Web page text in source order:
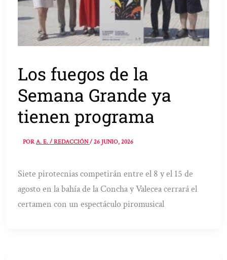
Los fuegos de la
Semana Grande ya
tienen programa
PORA. E. / REDACCIÓN/26 JUNIO, 2026
Siete pirotecnias competirán entre el 8 y el 15 de
agosto en la bahía de la Concha y Valecea cerrará el
certamen con un espectáculo piromusical